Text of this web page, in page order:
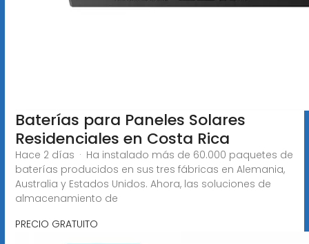
Baterías para Paneles Solares
Residenciales en Costa Rica
Hace 2 días · Ha instalado más de 60.000 paquetes de
baterías producidos en sus tres fábricas en Alemania,
Australia y Estados Unidos. Ahora, las soluciones de
almacenamiento de
PRECIO GRATUITO